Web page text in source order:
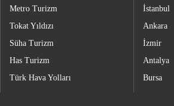
Metro Turizm
Tokat Yıldızı
Süha Turizm
Has Turizm
Türk Hava Yolları
İstanbul
Ankara
İzmir
Antalya
Bursa